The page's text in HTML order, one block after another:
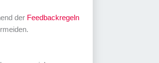
der Feedbackregeln